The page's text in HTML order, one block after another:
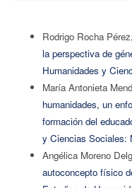
Rodrigo Rocha Pérez,
la perspectiva de
Humanidades y
María Antonieta
humanidades, un
formación del
y Ciencias Sociales:
Angélica Moreno
autoconcepto físico